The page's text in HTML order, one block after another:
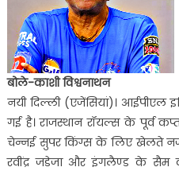
बोले-काशी विश्वनाथन
नयी दिल्ली (एजेंसियां)। आईपीएल
गई है। राजस्थान रॉयल्स के पूर्व
चेन्नई सुपर किंग्स के लिए खेलते
रवींद्र जडेजा और इंगलैण्ड के